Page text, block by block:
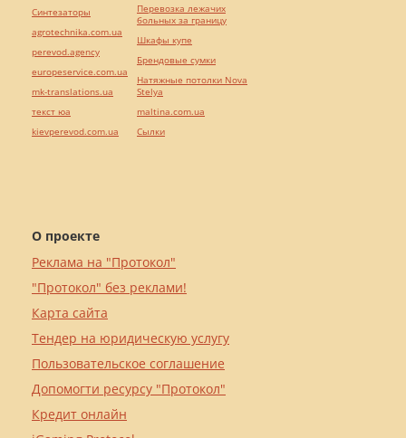
О проекте
Реклама на "Протокол"
"Протокол" без реклами!
Карта сайта
Тендер на юридическую услугу
Пользовательское соглашение
Допомогти ресурсу "Протокол"
Кредит онлайн
Синтезаторы
agrotechnika.com.ua
perevod.agency
europeservice.com.ua
mk-translations.ua
текст юа
kievperevod.com.ua
Перевозка лежачих
больных за границу
Шкафы купе
Брендовые сумки
Натяжные потолки Nova
Stelya
maltina.com.ua
Cылки